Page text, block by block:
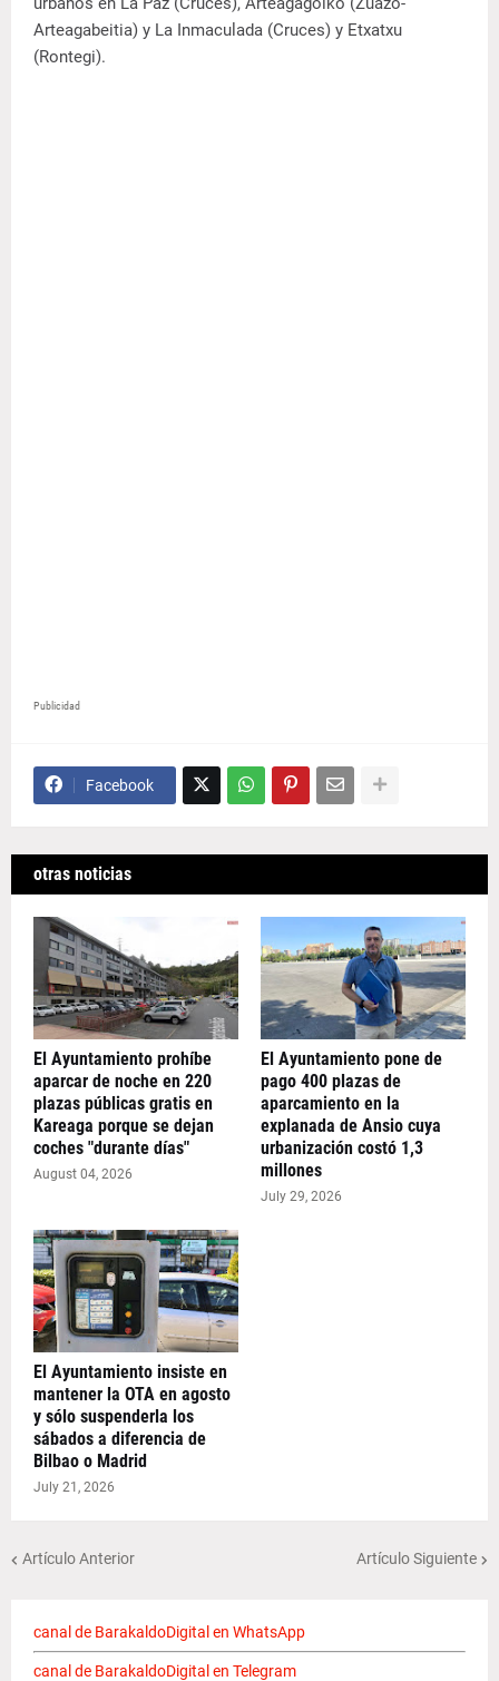
Arteagabeitia) y La Inmaculada (Cruces) y Etxatxu
(Rontegi).
Publicidad
Facebook
otras noticias
El Ayuntamiento prohíbe
aparcar de noche en 220
plazas públicas gratis en
Kareaga porque se dejan
coches "durante días"
August 04, 2026
El Ayuntamiento pone de
pago 400 plazas de
aparcamiento en la
explanada de Ansio cuya
urbanización costó 1,3
millones
July 29, 2026
El Ayuntamiento insiste en
mantener la OTA en agosto
y sólo suspenderla los
sábados a diferencia de
Bilbao o Madrid
July 21, 2026
Artículo Anterior Artículo Siguiente
canal de BarakaldoDigital en WhatsApp
canal de BarakaldoDigital en Telegram